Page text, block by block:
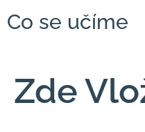
Co se učíme
Zde